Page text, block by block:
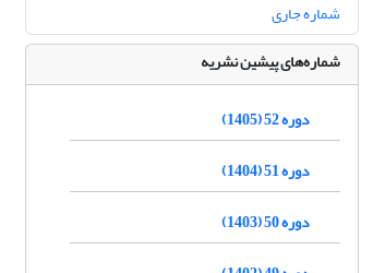
شماره جاری
شماره‌های پیشین نشریه
دوره 52 (1405)
دوره 51 (1404)
دوره 50 (1403)